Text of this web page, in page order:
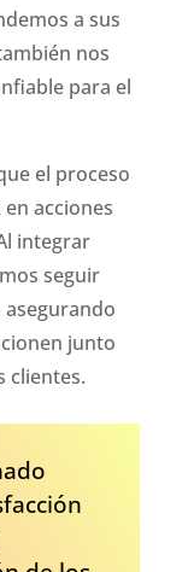
a sus
nos
para el
el proceso
acciones
integrar
seguir
junto
clientes.